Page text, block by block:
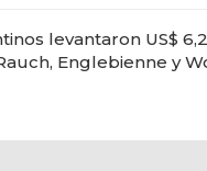
levantaron US$
Englebienne y